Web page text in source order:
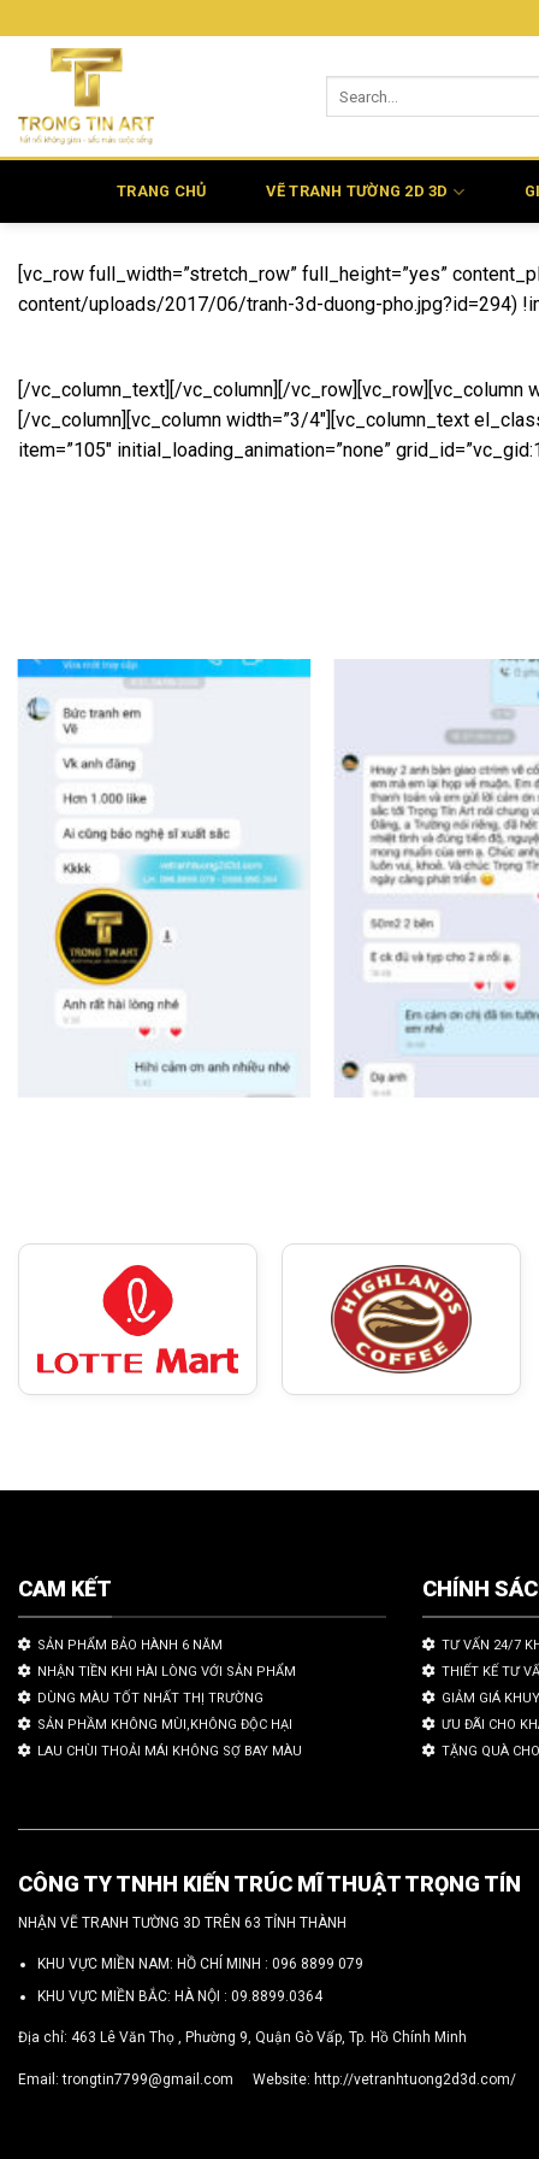
qua
TRANG CHỦ VẼ TRANH TƯỜNG 2D 3D
[vc_row full_width=”stretch_row” full_height=”yes”
content/uploads/2017/06/tranh-3d-duong-pho.jpg?id=294)
[/vc_column_text][/vc_column][/vc_row][vc_row][vc_column
[/vc_column][vc_column width=”3/4″][vc_column_text
item=”105″ initial_loading_animation=”none”
CAM KẾT
SẢN PHẨM BẢO HÀNH 6 NĂM
NHẬN TIỀN KHI HÀI LÒNG VỚI SẢN PHẨM
DÙNG MÀU TỐT NHẤT THỊ TRƯỜNG
SẢN PHẦM KHÔNG MÙI,KHÔNG ĐỘC HẠI
LAU CHÙI THOẢI MÁI KHÔNG SỢ BAY MÀU
CHÍNH
TƯ VẤN 24/7
THIẾT KẾ TƯ
GIẢM GIÁ
ƯU ĐÃI CHO
TẶNG QUÀ
CÔNG TY TNHH KIẾN TRÚC MĨ THUẬT TRỌNG TÍN
NHẬN VẼ TRANH TƯỜNG 3D TRÊN 63 TỈNH THÀNH
KHU VỰC MIỀN NAM: HỒ CHÍ MINH : 096 8899 079
KHU VỰC MIỀN BẮC: HÀ NỘI : 09.8899.0364
Địa chỉ: 463 Lê Văn Thọ , Phường 9, Quận Gò Vấp, Tp. Hồ Chính Minh
Email:trongtin7799@gmail.com Website: http://vetranhtuong2d3d.com/